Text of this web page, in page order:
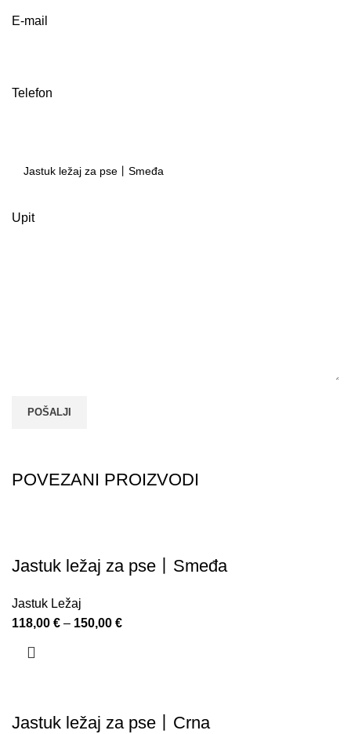
E-mail
Telefon
Upit
POVEZANI PROIZVODI
Jastuk ležaj za pse丨Smeđa
Jastuk Ležaj
118,00 € – 150,00 €
Jastuk ležaj za pse丨Crna